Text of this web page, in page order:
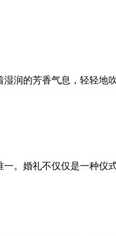
润的芳香气息，轻轻地
。婚礼不仅仅是一种